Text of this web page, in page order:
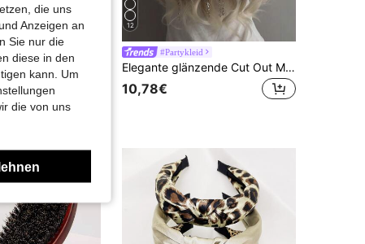
-1% DAZY 1 Stück elegante vintage U-förmige Haarspange: Acetatmaterial, geeignet für 14+ Jahre, perfekt für Valentinstag Haarkämme Seitenkämme, Schulsachen, Hochzeit, Haarzubehör
12
#Partykleid
Elegante glänzende Cut Out Mesh-Haarkette mit Quasten-Haarschmuck, vielseitig für Party und Alltag, Kopfschmuck, Sommer, Urlaub, Reise
10,78€
die uns
Anzeigen an
Sie nur die
diese in den
kann. Um
die von uns